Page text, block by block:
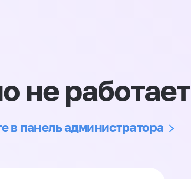
не работает
в панель администратора